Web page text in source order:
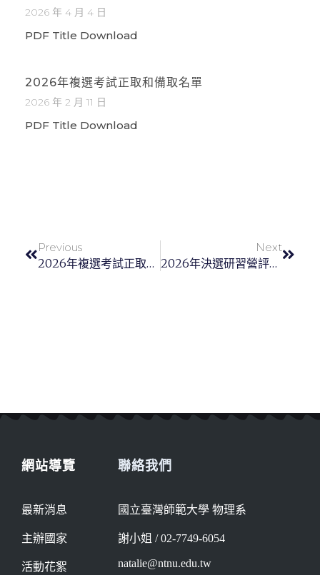
2026 年 4 月 4 日
PDF Title Download
2026年複選考試正取和備取名單
2026 年 2 月 11 日
PDF Title Download
Previous
2026年複選考試正取和備取名單
Next
2026年決選研習營評審結果
網站導覽
最新消息
主辦國家
活動花絮
聯絡我們
國立臺灣師範大學 物理系
謝小姐 / 02-7749-6054
natalie@ntnu.edu.tw